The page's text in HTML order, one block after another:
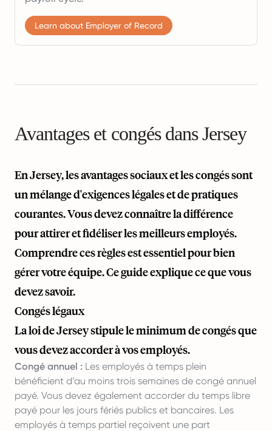
Learn about Employer of Record
Avantages et congés dans Jersey
En Jersey, les avantages sociaux et les congés sont
un mélange d'exigences légales et de pratiques
courantes. Vous devez connaître la différence
pour attirer et fidéliser les meilleurs employés.
Comprendre ces règles est essentiel pour bien
gérer votre équipe. Ce guide explique ce que vous
devez savoir.
Congés légaux
La loi de Jersey stipule le minimum de congés que
vous devez accorder à vos employés.
Congé annuel : Les employés à temps plein
bénéficient d’au moins trois semaines de congé annuel
payé. Vous devez également accorder du temps libre
payé pour les jours fériés publics et bancaires. Les
employés à temps partiel reçoivent une part